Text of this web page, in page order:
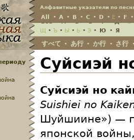
Алфавитные указатели по
All • A • B • C • D • E • F
Всё•А•Б•В•Г•Д•Е
Щ • Ъ • Ы • Ь • Э • Ю • Я
すべて • あ行 • か行 • さ行
Суйсиэй
Суйсиэй но
Suishiei no
Шуйшиине») —
японской